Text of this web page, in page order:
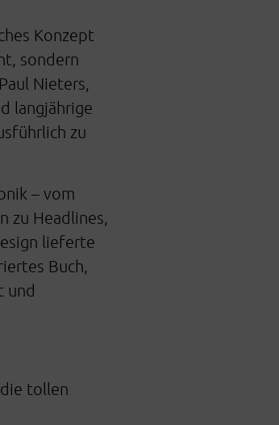
Konzept
sondern
Nieters,
langjährige
zu
– vom
zu Headlines,
lieferte
Buch,
und
tollen